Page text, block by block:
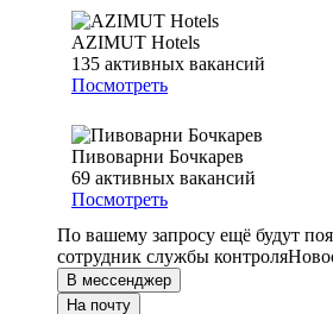
AZIMUT Hotels
135 активных вакансий
Посмотреть
Пивоварни Бочкарев
69 активных вакансий
Посмотреть
По вашему запросу ещё будут
сотрудник службы контроля
В мессенджер
На почту